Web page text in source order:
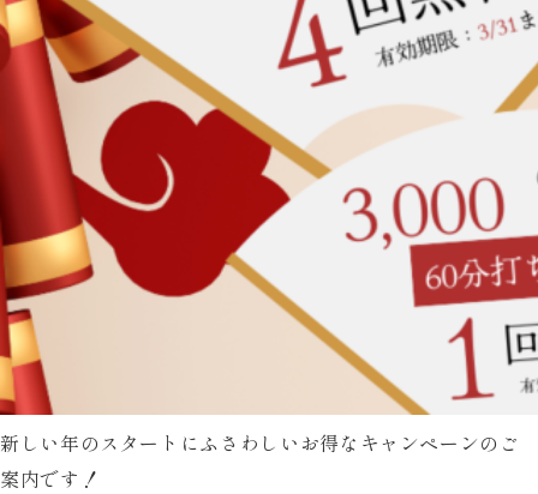
新しい年のスタートにふさわしいお得なキャンペーンのご
案内です！